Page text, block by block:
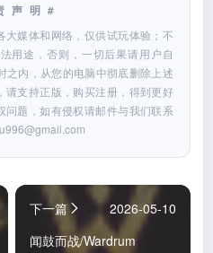
声明#
媒体和网络，仅供试玩体验；不
用途，否则，一切后果请用户自
之内，从您的电脑中彻底删除上述
请支持正版，购买注册，得到更好
问题，如有侵权请邮件与我们联系
下一篇
2026-05-10
闻鼓而战/Wardrum